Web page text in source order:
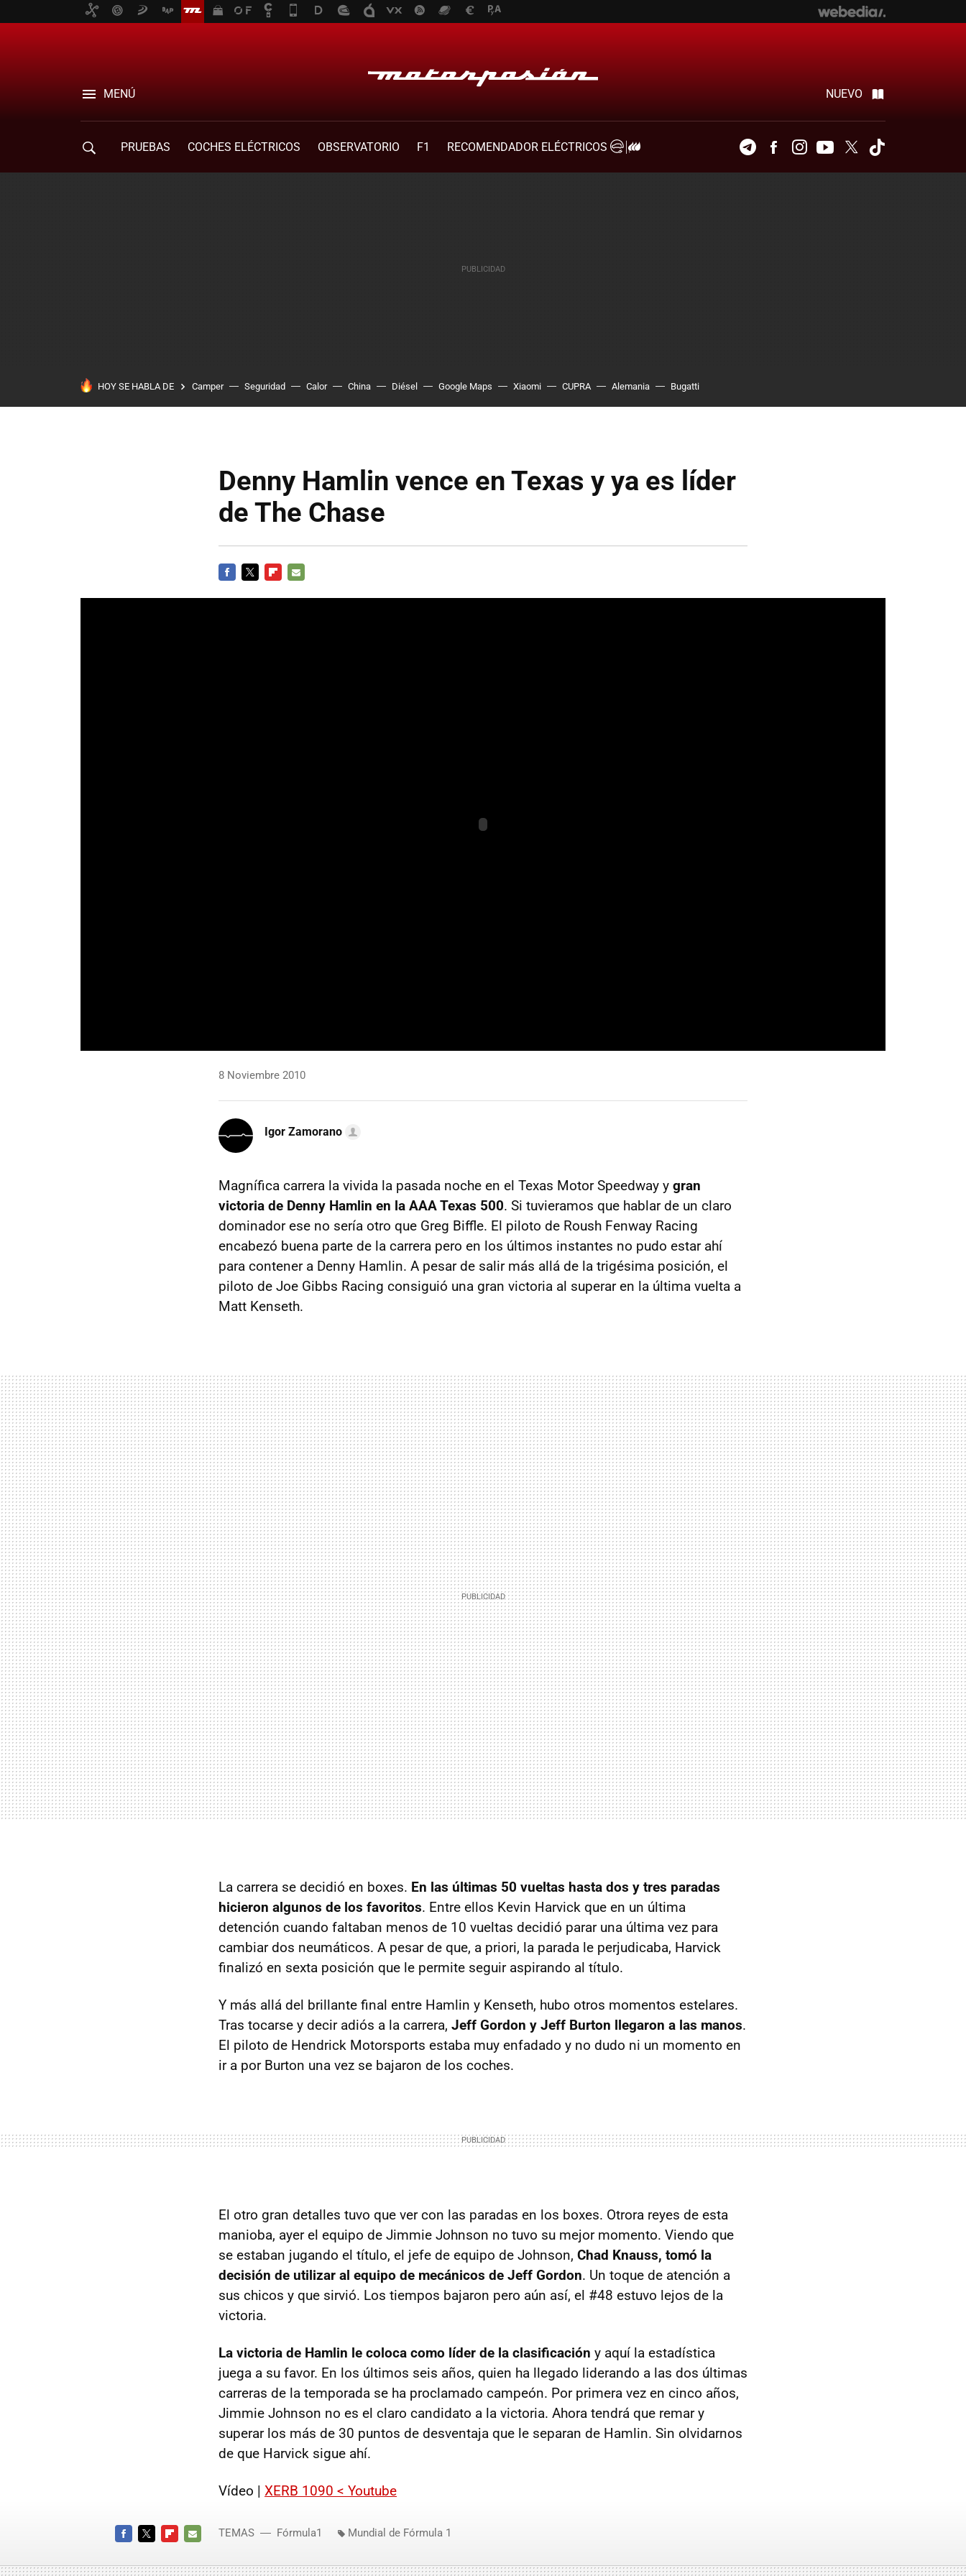
MENÚ NUEVO
PRUEBAS COCHES ELÉCTRICOS OBSERVATORIO F1
RECOMENDADOR ELÉCTRICOS
TelegramFacebookInstagramYoutubeTwitter
HOY SE HABLA DE Camper Seguridad Calor China Diésel Google Maps Xiaomi CUPRA Alemania Bugatti
Denny Hamlin vence en Texas y ya es líder
de The Chase
8 Noviembre 2010
Igor Zamorano
Magnífica carrera la vivida la pasada noche en el Texas Motor Speedway y gran
victoria de Denny Hamlin en la AAA Texas 500. Si tuvieramos que hablar de un claro
dominador ese no sería otro que Greg Biffle. El piloto de Roush Fenway Racing
encabezó buena parte de la carrera pero en los últimos instantes no pudo estar ahí
para contener a Denny Hamlin. A pesar de salir más allá de la trigésima posición, el
piloto de Joe Gibbs Racing consiguió una gran victoria al superar en la última vuelta a
Matt Kenseth.
La carrera se decidió en boxes. En las últimas 50 vueltas hasta dos y tres paradas
hicieron algunos de los favoritos. Entre ellos Kevin Harvick que en un última
detención cuando faltaban menos de 10 vueltas decidió parar una última vez para
cambiar dos neumáticos. A pesar de que, a priori, la parada le perjudicaba, Harvick
finalizó en sexta posición que le permite seguir aspirando al título.
Y más allá del brillante final entre Hamlin y Kenseth, hubo otros momentos estelares.
Tras tocarse y decir adiós a la carrera, Jeff Gordon y Jeff Burton llegaron a las manos.
El piloto de Hendrick Motorsports estaba muy enfadado y no dudo ni un momento en
ir a por Burton una vez se bajaron de los coches.
El otro gran detalles tuvo que ver con las paradas en los boxes. Otrora reyes de esta
manioba, ayer el equipo de Jimmie Johnson no tuvo su mejor momento. Viendo que
se estaban jugando el título, el jefe de equipo de Johnson, Chad Knauss, tomó la
decisión de utilizar al equipo de mecánicos de Jeff Gordon. Un toque de atención a
sus chicos y que sirvió. Los tiempos bajaron pero aún así, el #48 estuvo lejos de la
victoria.
La victoria de Hamlin le coloca como líder de la clasificación y aquí la estadística
juega a su favor. En los últimos seis años, quien ha llegado liderando a las dos últimas
carreras de la temporada se ha proclamado campeón. Por primera vez en cinco años,
Jimmie Johnson no es el claro candidato a la victoria. Ahora tendrá que remar y
superar los más de 30 puntos de desventaja que le separan de Hamlin. Sin olvidarnos
de que Harvick sigue ahí.
Vídeo | XERB 1090 < Youtube
MAIL
TEMAS Fórmula1 Mundial de Fórmula 1